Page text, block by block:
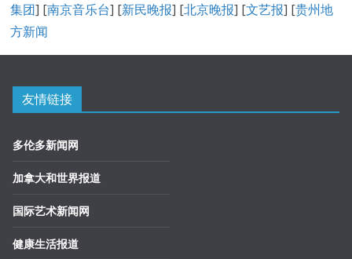
集团] [南京音乐台] [新民晚报] [北京晚报] [文艺报] [贵州地
方新闻
友情链接
多伦多新闻网
加拿大和世界报道
国际艺术新闻网
健康生活报道